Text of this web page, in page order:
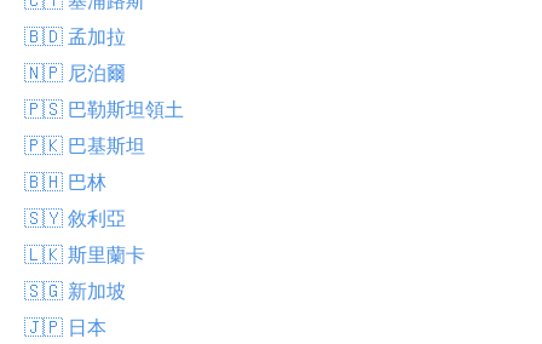
🇧🇩 孟加拉
🇳🇵 尼泊爾
🇵🇸 巴勒斯坦領土
🇵🇰 巴基斯坦
🇧🇭 巴林
🇸🇾 敘利亞
🇱🇰 斯里蘭卡
🇸🇬 新加坡
🇯🇵 日本